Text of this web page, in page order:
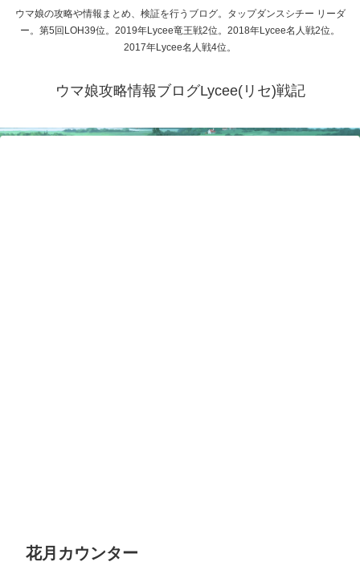
ウマ娘の攻略や情報まとめ、検証を行うブログ。タップダンスシチー リーダ
ー。第5回LOH39位。2019年Lycee竜王戦2位。2018年Lycee名人戦2位。
2017年Lycee名人戦4位。
ウマ娘攻略情報ブログLycee(リセ)戦記
花月カウンター